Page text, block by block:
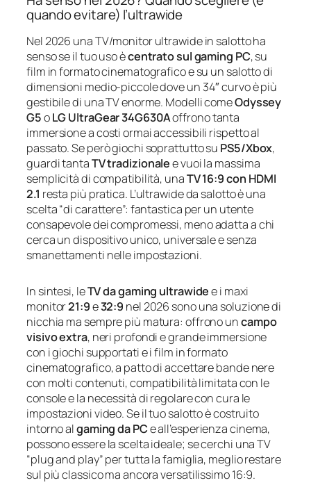
quando evitare) l’ultrawide
Nel 2026 una TV/monitor ultrawide in salotto ha
senso se il tuo uso ècentrato sul gaming PC, su
film in formato cinematografico e su un salotto di
dimensioni medio‑piccole dove un 34″ curvo è più
gestibile di una TV enorme. Modelli comeOdyssey
G5oLG UltraGear 34G630Aoffrono tanta
immersione a costi ormai accessibili rispetto al
passato. Se però giochi soprattutto su PS5/Xbox,
guardi tantaTV tradizionalee vuoi la massima
semplicità di compatibilità, unaTV 16:9 con HDMI
2.1 resta più pratica. L’ultrawide da salotto è una
scelta “di carattere”: fantastica per un utente
consapevole dei compromessi, meno adatta a chi
cerca un dispositivo unico, universale e senza
smanettamenti nelle impostazioni.
In sintesi, leTV da gaming ultrawidee i maxi
monitor21:9e32:9 nel 2026 sono una soluzione di
nicchia ma sempre più matura: offrono uncampo
visivo extra, neri profondi e grande immersione
con i giochi supportati e i film in formato
cinematografico, a patto di accettare bande nere
con molti contenuti, compatibilità limitata con le
console e la necessità di regolare con cura le
impostazioni video. Se il tuo salotto è costruito
intorno algaming da PCe all’esperienza cinema,
possono essere la scelta ideale; se cerchi una TV
“plug and play” per tutta la famiglia, meglio restare
sul più classico ma ancora versatilissimo 16:9.